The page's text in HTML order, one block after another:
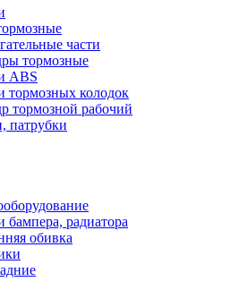
части
тормозные
ABS
тормозных колодок
тормозной рабочий
патрубки
бампера, радиатора
обивка